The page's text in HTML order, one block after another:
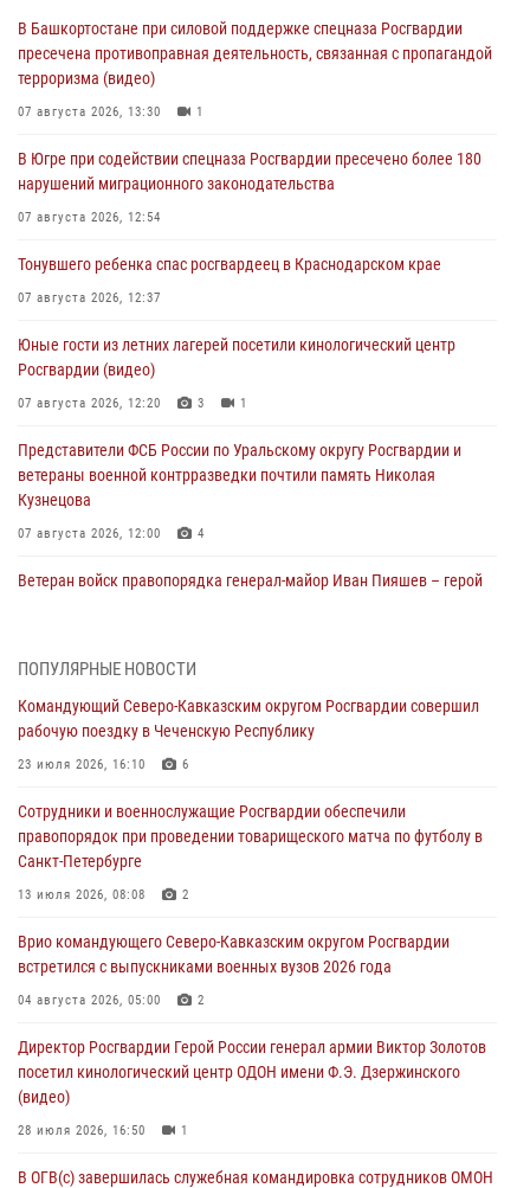
В Башкортостане при силовой поддержке спецназа Росгвардии
пресечена противоправная деятельность, связанная с пропагандой
терроризма (видео)
07 августа 2026, 13:30 1
В Югре при содействии спецназа Росгвардии пресечено более 180
нарушений миграционного законодательства
07 августа 2026, 12:54
Тонувшего ребенка спас росгвардеец в Краснодарском крае
07 августа 2026, 12:37
Юные гости из летних лагерей посетили кинологический центр
Росгвардии (видео)
07 августа 2026, 12:20 3 1
Представители ФСБ России по Уральскому округу Росгвардии и
ветераны военной контрразведки почтили память Николая
Кузнецова
07 августа 2026, 12:00 4
Ветеран войск правопорядка генерал-майор Иван Пияшев – герой
Смольного собора в Санкт-Петербурге (видео)
07 августа 2026, 11:34
взрывобезопасности
07 августа 2026, 11:33
Рэпер ST посетил раненых росгвардейцев в Главном военном
07 августа 2026, 11:18 2
Патриотическая акция «Каникулы с Росгвардией» прошла в
07 августа 2026, 11:00
ПОПУЛЯРНЫЕ НОВОСТИ
Командующий Северо-Кавказским округом Росгвардии совершил
рабочую поездку в Чеченскую Республику
23 июля 2026, 16:10 6
Сотрудники и военнослужащие Росгвардии обеспечили
правопорядок при проведении товарищеского матча по футболу в
Санкт-Петербурге
13 июля 2026, 08:08 2
Врио командующего Северо-Кавказским округом Росгвардии
встретился с выпускниками военных вузов 2026 года
04 августа 2026, 05:00 2
Директор Росгвардии Герой России генерал армии Виктор Золотов
посетил кинологический центр ОДОН имени Ф.Э. Дзержинского
(видео)
28 июля 2026, 16:50 1
В ОГВ(с) завершилась служебная командировка сотрудников ОМОН